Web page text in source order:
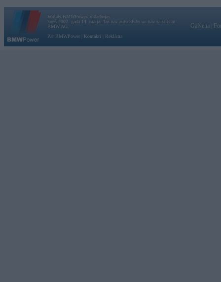
Vortāls BMWPower.lv darbojas
kopš 2002. gada 14. maija. Tas nav auto klubs un nav saistīts ar
BMW AG.
Par BMWPower
Kontakti Reklāma
Galvena